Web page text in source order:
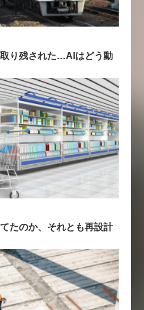
り残された…AIはどう動
たのか、それとも再設計